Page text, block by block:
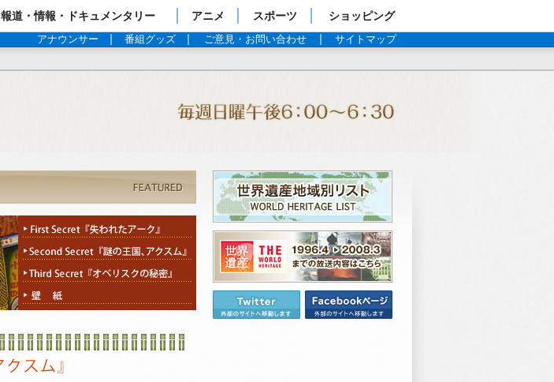
報道・情報・ドキュメンタリー アニメ スポーツ ショッピング
アナウンサー 番組グッズ ご意見・お問い合わせ サイトマップ